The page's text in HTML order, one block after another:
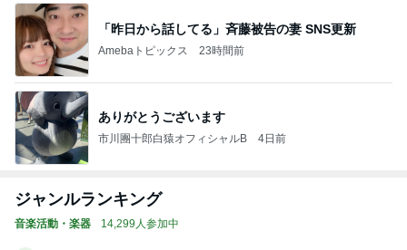
「昨日から話してる」斉藤被告の妻 SNS更新
Amebaトピックス 23時間前
ありがとうございます
市川團十郎白猿オフィシャルB 4日前
ジャンルランキング
音楽活動・楽器 14,299人参加中